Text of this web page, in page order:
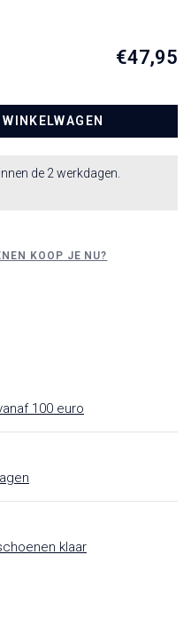
€47,95
de 2 werkdagen.
KOOP JE NU?
100 euro
klaar